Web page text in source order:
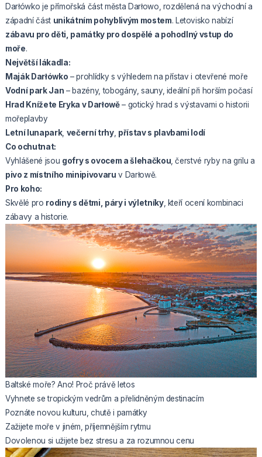
Darłówko je přímořská část města Darłowo, rozdělená na východní a
západní část unikátním pohyblivým mostem. Letovisko nabízí
zábavu pro děti, památky pro dospělé a pohodlný vstup do
moře.
Největší lákadla:
Maják Darłówko – prohlídky s výhledem na přístav i otevřené moře
Vodní park Jan – bazény, tobogány, sauny, ideální při horším počasí
Hrad Knížete Eryka v Darłowě– gotický hrad s výstavami o historii
mořeplavby
Letní lunapark, večerní trhy, přístav s plavbami lodí
Co ochutnat:
Vyhlášené jsou gofry s ovocem a šlehačkou , čerstvé ryby na grilu a
pivo z místního minipivovaru v Darłowě.
Pro koho:
Skvělé pro rodiny s dětmi, páry i výletníky, kteří ocení kombinaci
zábavy a historie.
Baltské moře? Ano! Proč právě letos
Vyhnete se tropickým vedrům a přelidněným destinacím
Poznáte novou kulturu, chutě i památky
Zažijete moře v jiném, příjemnějším rytmu
Dovolenou si užijete bez stresu a za rozumnou cenu